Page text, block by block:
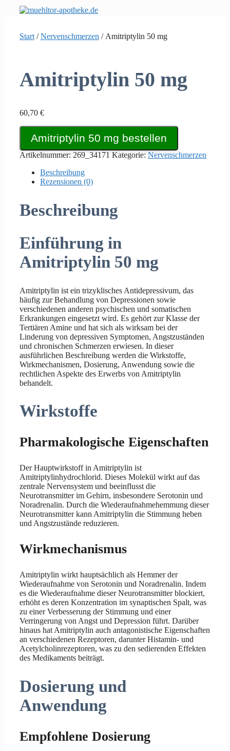
Start /Nervenschmerzen / Amitriptylin 50 mg
Amitriptylin 50 mg
60,70 €
Amitriptylin 50 mg bestellen
Artikelnummer: 269_34171 Kategorie: Nervenschmerzen
Beschreibung
Rezensionen (0)
Beschreibung
Einführung in
Amitriptylin 50 mg
Amitriptylin ist ein trizyklisches Antidepressivum, das
häufig zur Behandlung von Depressionen sowie
verschiedenen anderen psychischen und somatischen
Erkrankungen eingesetzt wird. Es gehört zur Klasse der
Tertiären Amine und hat sich als wirksam bei der
Linderung von depressiven Symptomen, Angstzuständen
und chronischen Schmerzen erwiesen. In dieser
ausführlichen Beschreibung werden die Wirkstoffe,
Wirkmechanismen, Dosierung, Anwendung sowie die
rechtlichen Aspekte des Erwerbs von Amitriptylin
behandelt.
Wirkstoffe
Pharmakologische Eigenschaften
Der Hauptwirkstoff in Amitriptylin ist
Amitriptylinhydrochlorid. Dieses Molekül wirkt auf das
zentrale Nervensystem und beeinflusst die
Neurotransmitter im Gehirn, insbesondere Serotonin und
Noradrenalin. Durch die Wiederaufnahmehemmung dieser
Neurotransmitter kann Amitriptylin die Stimmung heben
und Angstzustände reduzieren.
Wirkmechanismus
Amitriptylin wirkt hauptsächlich als Hemmer der
Wiederaufnahme von Serotonin und Noradrenalin. Indem
es die Wiederaufnahme dieser Neurotransmitter blockiert,
erhöht es deren Konzentration im synaptischen Spalt, was
zu einer Verbesserung der Stimmung und einer
Verringerung von Angst und Depression führt. Darüber
hinaus hat Amitriptylin auch antagonistische Eigenschaften
an verschiedenen Rezeptoren, darunter Histamin- und
Acetylcholinrezeptoren, was zu den sedierenden Effekten
des Medikaments beiträgt.
Dosierung und
Anwendung
Empfohlene Dosierung